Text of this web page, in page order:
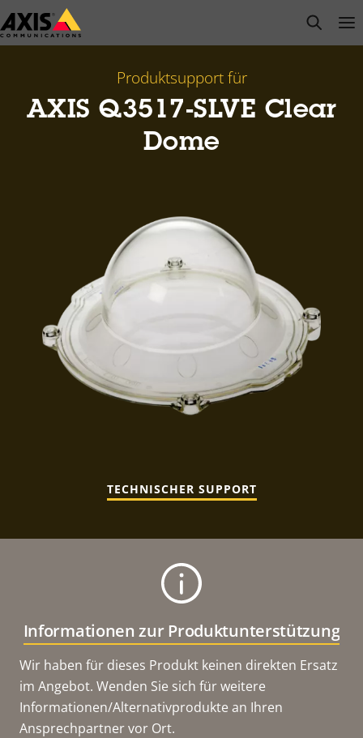
Zum
Hauptinhalt
open
Produktsupport für
AXIS Q3517-SLVE Clear
Dome
TECHNISCHER SUPPORT
Informationen zur Produktunterstützung
Wir haben für dieses Produkt keinen direkten Ersatz
im Angebot. Wenden Sie sich für weitere
Informationen/Alternativprodukte an Ihren
Ansprechpartner vor Ort.